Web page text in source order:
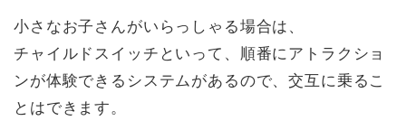
小さなお子さんがいらっしゃる場合は、
チャイルドスイッチといって、順番にアトラクショ
ンが体験できるシステムがあるので、交互に乗るこ
とはできます。